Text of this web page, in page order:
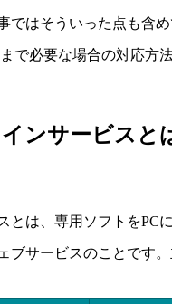
ではそういった点も含め
で必要な場合の対応方
ンサービスと
とは、専用ソフトをPC
ブサービスのことです